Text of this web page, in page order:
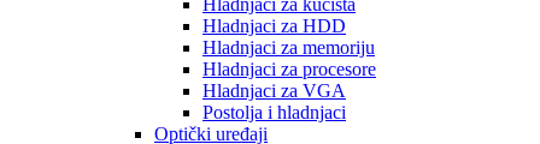
Hladnjaci za kućišta
Hladnjaci za HDD
Hladnjaci za memoriju
Hladnjaci za procesore
Hladnjaci za VGA
Postolja i hladnjaci
Optički uređaji